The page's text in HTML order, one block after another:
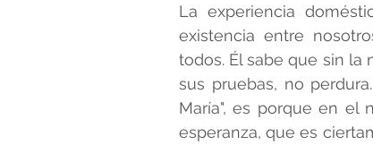
La experiencia
existencia entre
todos. Él sabe que sin la
sus pruebas, no
María", es porque en el
esperanza, que es